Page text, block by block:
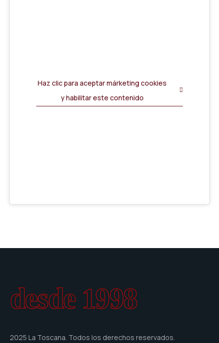
Haz clic para aceptar márketing cookies
y habilitar este contenido
desde 1998
2025 La Toscana. Todos los derechos reservados.